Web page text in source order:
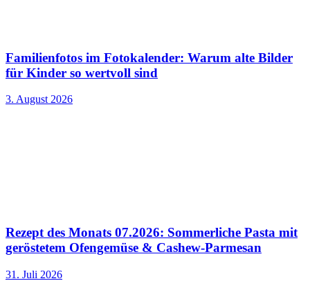
Familienfotos im Fotokalender: Warum alte Bilder
für Kinder so wertvoll sind
3. August 2026
Rezept des Monats 07.2026: Sommerliche Pasta mit
geröstetem Ofengemüse & Cashew-Parmesan
31. Juli 2026